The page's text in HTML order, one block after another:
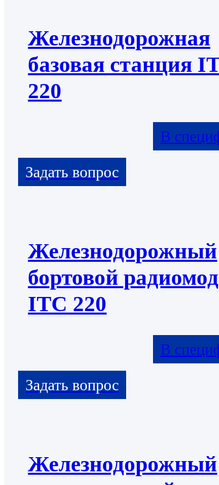
Железнодорожная
базовая станция
220
В
Железнодорожный
бортовой
ITC 220
В
Железнодорожный